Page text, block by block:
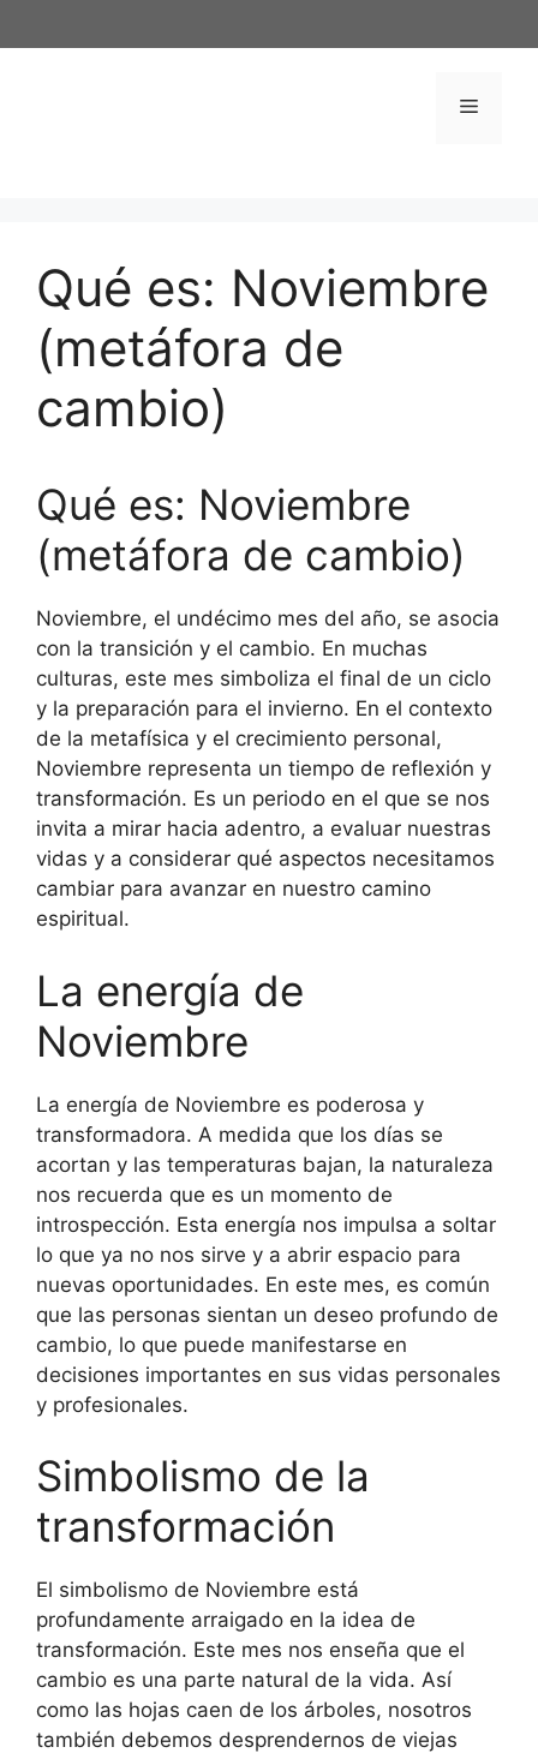
al
Menú
Qué es: Noviembre
(metáfora de
cambio)
Qué es: Noviembre
(metáfora de cambio)
Noviembre, el undécimo mes del año, se asocia
con la transición y el cambio. En muchas
culturas, este mes simboliza el final de un ciclo
y la preparación para el invierno. En el contexto
de la metafísica y el crecimiento personal,
Noviembre representa un tiempo de reflexión y
transformación. Es un periodo en el que se nos
invita a mirar hacia adentro, a evaluar nuestras
vidas y a considerar qué aspectos necesitamos
cambiar para avanzar en nuestro camino
espiritual.
La energía de
Noviembre
La energía de Noviembre es poderosa y
transformadora. A medida que los días se
acortan y las temperaturas bajan, la naturaleza
nos recuerda que es un momento de
introspección. Esta energía nos impulsa a soltar
lo que ya no nos sirve y a abrir espacio para
nuevas oportunidades. En este mes, es común
que las personas sientan un deseo profundo de
cambio, lo que puede manifestarse en
decisiones importantes en sus vidas personales
y profesionales.
Simbolismo de la
transformación
El simbolismo de Noviembre está
profundamente arraigado en la idea de
transformación. Este mes nos enseña que el
cambio es una parte natural de la vida. Así
como las hojas caen de los árboles, nosotros
también debemos desprendernos de viejas